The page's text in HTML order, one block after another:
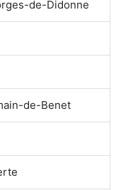
de-Didonne
de-Benet